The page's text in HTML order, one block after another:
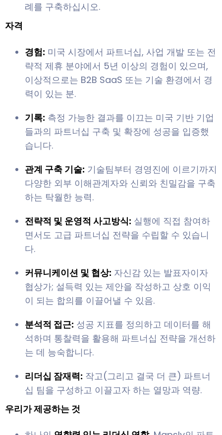
례를 구축하십시오.
자격
경험: 미국 시장에서 파트너십, 사업 개발 또는 전
략적 제휴 분야에서 5년 이상의 경험이 있으며,
이상적으로는 B2B SaaS 또는 기술 환경에서 경
력이 있는 분.
기록: 측정 가능한 결과를 이끄는 미국 기반 기업
들과의 파트너십 구축 및 확장에 성공을 입증했
습니다.
관계 구축 기술: 기술팀부터 경영진에 이르기까지
다양한 외부 이해관계자와 신뢰와 친밀감을 구축
하는 탁월한 능력.
전략적 및 운영적 사고방식: 실행에 직접 참여하
면서도 고급 파트너십 전략을 수립할 수 있습니
다.
커뮤니케이션 및 협상: 자신감 있는 발표자이자
협상가; 설득력 있는 제안을 작성하고 상호 이익
이 되는 합의를 이끌어낼 수 있음.
분석적 접근: 성공 지표를 정의하고 데이터를 해
석하며 통찰력을 활용해 파트너십 전략을 개선하
는 데 능숙합니다.
리더십 잠재력: 작고(그리고 결국 더 큰) 파트너
십 팀을 구성하고 이끌고자 하는 열망과 역량.
우리가 제공하는 것